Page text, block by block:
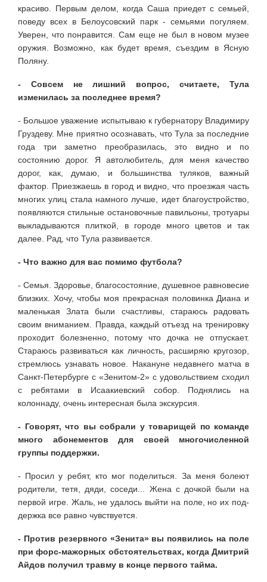
красиво. Первым делом, когда Саша приедет с семьей,
поведу всех в Белоусовский парк - семьями погуляем.
Уверен, что понравится. Сам еще не был в новом музее
оружия. Возможно, как будет время, съездим в Ясную
Поляну.
- Совсем не лишний вопрос, считаете, Тула
изменилась за последнее время?
- Большое уважение испытываю к губернатору Владимиру
Груздеву. Мне приятно осознавать, что Тула за последние
года три заметно преобразилась, это видно и по
состоянию дорог. Я автолюбитель, для меня качество
дорог, как, думаю, и большинства туляков, важный
фактор. Приезжаешь в город и видно, что проезжая часть
многих улиц стала намного лучше, идет благоустройство,
появляются стильные остановочные павильоны, тротуары
выкладываются плиткой, в городе много цветов и так
далее. Рад, что Тула развивается.
- Что важно для вас помимо футбола?
- Семья. Здоровье, благосостояние, душевное равновесие
близких. Хочу, чтобы моя прекрасная половинка Диана и
малень­кая Злата были счастливы, стараюсь радовать
своим вниманием. Правда, каждый отъезд на тренировку
проходит болезненно, потому что дочка не отпускает.
Стараюсь развиваться как личность, расширяю кругозор,
стремлюсь узнавать но­вое. Накануне недавнего матча в
Санкт-Пе­тербурге с «Зенитом-2» с удовольствием сходил
с ребятами в Исаакиевский собор. Поднялись на
колоннаду, очень интересная была экскурсия.
- Говорят, что вы собрали у товари­щей по команде
много абонементов для своей многочисленной
группы поддерж­ки.
- Просил у ребят, кто мог поделиться. За меня болеют
родители, тетя, дяди, со­седи... Жена с дочкой были на
первой игре. Жаль, не удалось выйти на поле, но их под­
держка все равно чувствуется.
- Против резервного «Зенита» вы появились на поле
при форс-мажорных обстоятельствах, когда Дмитрий
Айдов получил травму в конце первого тайма.